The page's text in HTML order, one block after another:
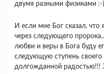
двумя разными физиками :-
И если мне Бог сказал,
через следующего
любви и веры в Бога буду
следующую ступень своего
долгожданной радостью!!!